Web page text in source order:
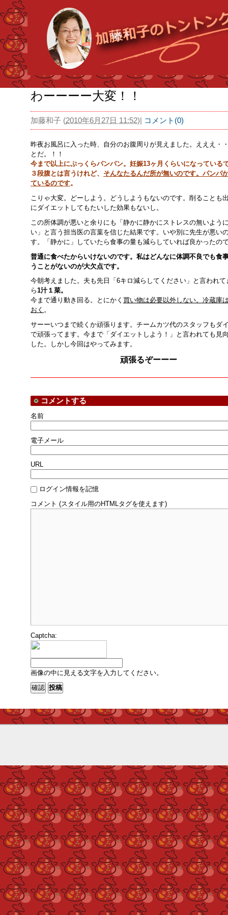
わーーーー大変！！
加藤和子 (2010年6月27日 11:52)| コメント(0)
昨夜お風呂に入った時、自分のお腹周りが見えました。えええ・
とだ。！！
今まで以上にぷっくらパンパン。妊娠13ヶ月くらいになっている
３段腹とは言うけれど、 そんなたるんだ所が無いのです。パンパ
ているのです。
こりゃ大変。どーしよう。どうしようもないのです。削ることも
にダイエットしてもたいした効果もないし。
この所体調が悪いと余りにも「静かに静かにストレスの無いよう
い」と言う担当医の言葉を信じた結果です。いや別に先生が悪い
す。「静かに」していたら食事の量も減らしていれば良かったの
普通に食べたからいけないのです。私はどんなに体調不良でも食
うことがないのが大欠点です。
今朝考えました。夫も先日「6キロ減らしてください」と言われ
ら1汁１菜。
今まで通り動き回る。とにかく 買い物は必要以外しない。冷蔵庫
おく 。
サーーいつまで続くか頑張ります。チームカツ代のスタッフもダ
で頑張ってます。今まで「ダイエットしよう！」と言われても見
した。しかし今回はやってみます。
頑張るぞーーー
コメントする
名前
電子メール
URL
ログイン情報を記憶
コメント (スタイル用のHTMLタグを使えます)
Captcha:
画像の中に見える文字を入力してください。